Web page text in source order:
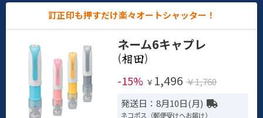
訂正印も押すだけ楽々オートシャッター！
ネーム6キャプレ
(
)
-15% ￥ 1,496 ￥1,760
発送日：8月10日(月)
ネコポス（郵便受けへお届け）